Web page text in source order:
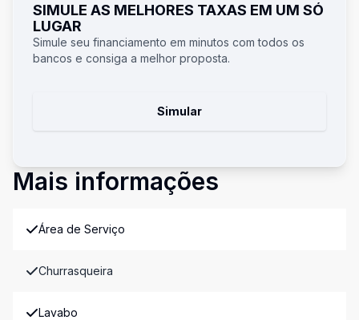
SIMULE AS MELHORES TAXAS EM UM SÓ
LUGAR
Simule seu financiamento em minutos com todos os
bancos e consiga a melhor proposta.
Simular
Mais informações
Área de Serviço
Churrasqueira
Lavabo